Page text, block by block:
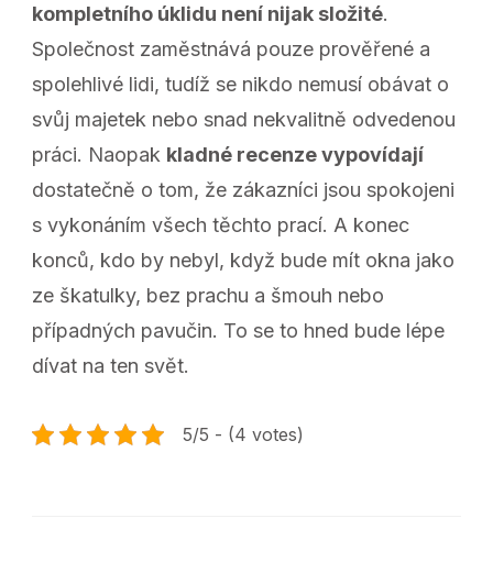
kompletního úklidu není nijak složité.
Společnost zaměstnává pouze prověřené a
spolehlivé lidi, tudíž se nikdo nemusí obávat o
svůj majetek nebo snad nekvalitně odvedenou
práci. Naopak kladné recenze vypovídají
dostatečně o tom, že zákazníci jsou spokojeni
s vykonáním všech těchto prací. A konec
konců, kdo by nebyl, když bude mít okna jako
ze škatulky, bez prachu a šmouh nebo
případných pavučin. To se to hned bude lépe
dívat na ten svět.
5/5 - (4 votes)